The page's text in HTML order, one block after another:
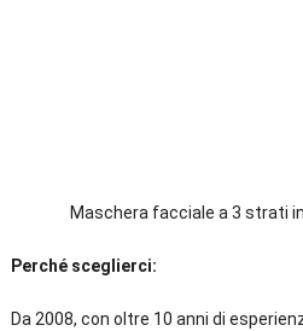
Maschera facciale a 3 strati
Perché sceglierci:
Da 2008, con oltre 10 anni di